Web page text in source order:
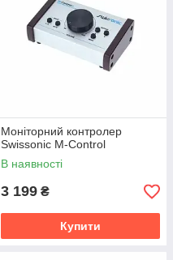
Моніторний контролер
Swissonic M-Control
В наявності
3 199 ₴
Купити